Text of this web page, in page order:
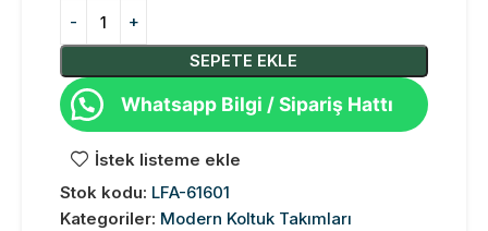
SEPETE EKLE
Whatsapp Bilgi / Sipariş Hattı
İstek listeme ekle
Stok kodu: LFA-61601
Kategoriler: Modern Koltuk Takımları